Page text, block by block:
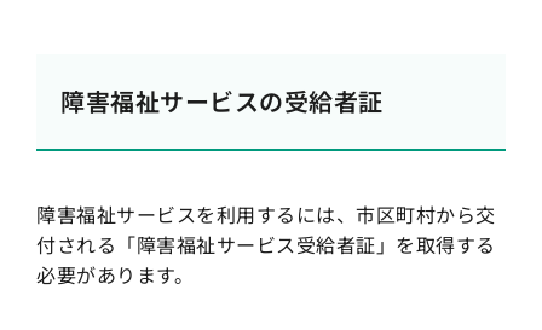
障害福祉サービスの受給者証
障害福祉サービスを利用するには、市区町村から交
付される「障害福祉サービス受給者証」を取得する
必要があります。